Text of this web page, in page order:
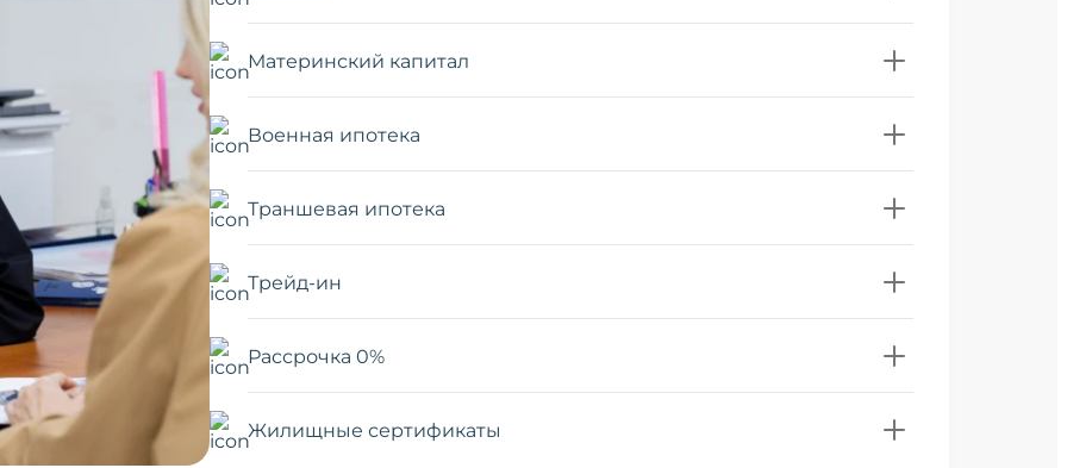
Материнский капитал
Военная ипотека
Траншевая ипотека
Трейд-ин
Рассрочка 0%
Жилищные сертификаты